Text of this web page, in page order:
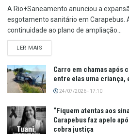
A Rio+Saneamento anunciou a
esgotamento sanitário em Carapebus.
continuidade ao plano de ampliação...
LER MAIS
Carro em chamas após
entre elas uma criança,
24/07/2026 - 17:10
“Fiquem atentas aos
Carapebus faz apelo
cobra justiça